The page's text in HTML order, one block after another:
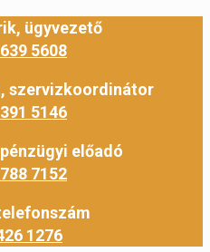
ügyvezető
5608
szervizkoordinátor
5146
előadó
7152
1276